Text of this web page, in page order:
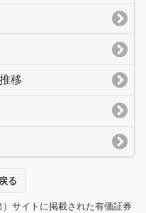
移
る
サイトに掲載された有価証券